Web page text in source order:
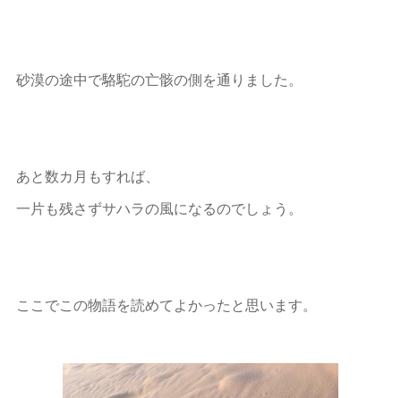
砂漠の途中で駱駝の亡骸の側を通りました。
あと数カ月もすれば、
一片も残さずサハラの風になるのでしょう。
ここでこの物語を読めてよかったと思います。